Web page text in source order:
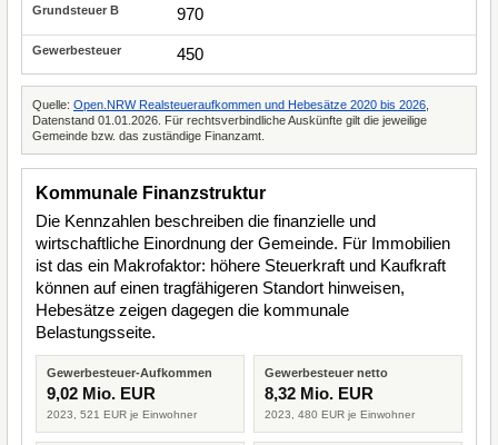
970
450
Quelle: Open.NRW Realsteueraufkommen und Hebesätze 2020 bis 2026
Datenstand 01.01.2026. Für rechtsverbindliche Auskünfte gilt die jeweilige
Gemeinde bzw. das zuständige Finanzamt.
Kommunale Finanzstruktur
Die Kennzahlen beschreiben die finanzielle und
wirtschaftliche Einordnung der Gemeinde. Für Immobilien
ist das ein Makrofaktor: höhere Steuerkraft und Kaufkraft
können auf einen tragfähigeren Standort hinweisen,
Hebesätze zeigen dagegen die kommunale
Belastungsseite.
Gewerbesteuer-Aufkommen
9,02 Mio. EUR
2023, 521 EUR je Einwohner
Gewerbesteuer netto
8,32 Mio. EUR
2023, 480 EUR je Einwohner